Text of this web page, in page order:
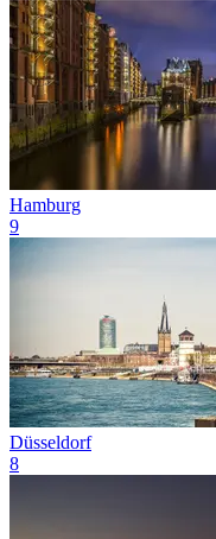
Hamburg
9
Düsseldorf
8